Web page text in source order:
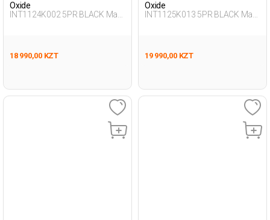
Oxide
INT1124K002 5PR BLACK Man
18 990,00 KZT
Oxide
INT1125K013 5PR BLACK Man
19 990,00 KZT